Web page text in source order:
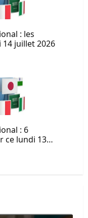
: les
juillet 2026
: 6
ce lundi 13